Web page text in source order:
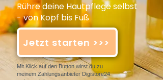
Rühre deine Hautpflege selbst
- von Kopf bis Fuß
Jetzt starten >>>
Mit Klick auf den Button wirst du zu
meinem Zahlungsanbieter Digistore24